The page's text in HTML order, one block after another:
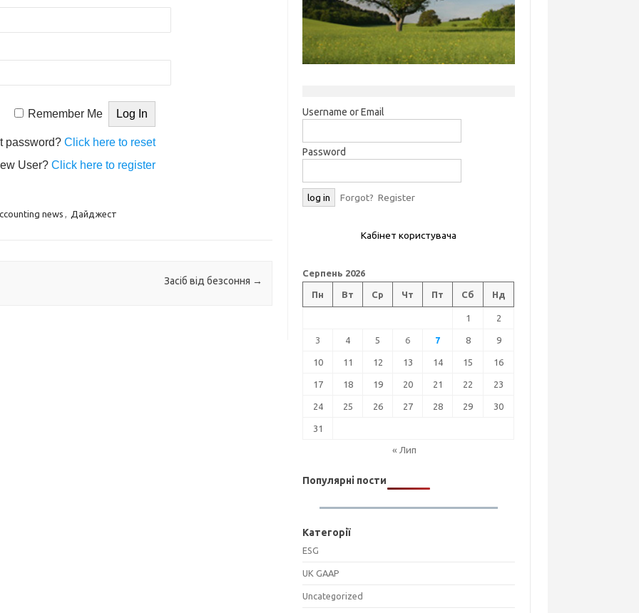
Remember Me
password? Click here to reset
User? Click here to register
news , Дайджест
Засіб від безсоння →
Username or Email
Password
Forgot? Register
Кабінет користувача
Серпень 2026
Пн Вт Ср Чт Пт Сб Нд
1 2
3 4 5 6 7 8 9
10 11 12 13 14 15 16
17 18 19 20 21 22 23
24 25 26 27 28 29 30
31
« Лип
Популярні пости
Категорії
ESG
UK GAAP
Uncategorized